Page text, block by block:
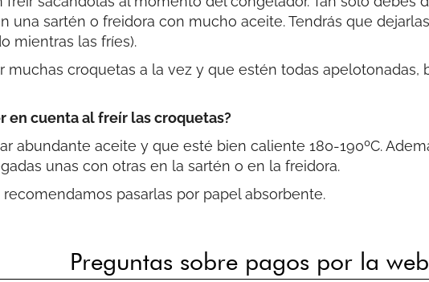
una sartén o freidora con mucho aceite. Tendrás que
mientras las fríes).
croquetas a la vez y que estén todas apelotonadas,
en cuenta al freír las croquetas?
abundante aceite y que esté bien caliente 180-190ºC.
unas con otras en la sartén o en la freidora.
pasarlas por papel absorbente.
Preguntas sobre pagos por la web